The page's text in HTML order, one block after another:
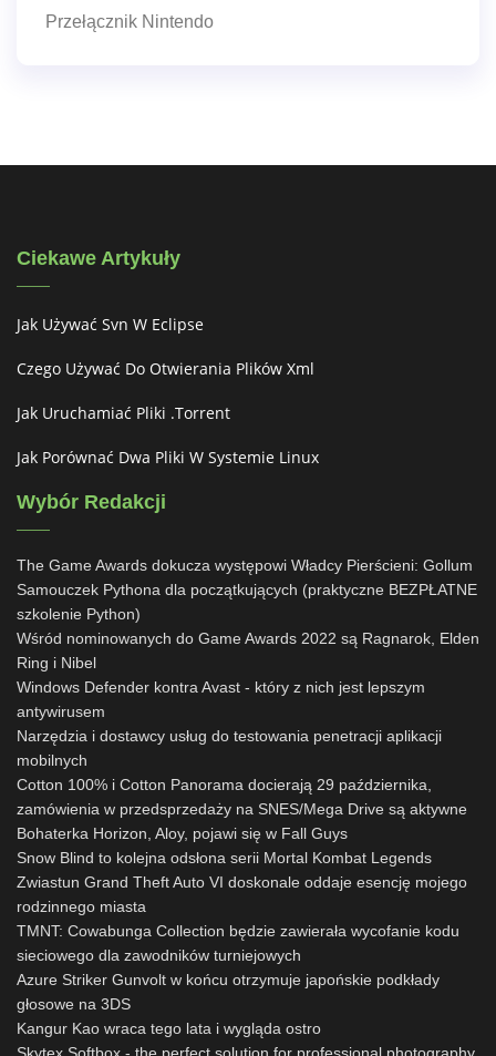
Przełącznik Nintendo
Ciekawe Artykuły
Jak Używać Svn W Eclipse
Czego Używać Do Otwierania Plików Xml
Jak Uruchamiać Pliki .torrent
Jak Porównać Dwa Pliki W Systemie Linux
Wybór Redakcji
The Game Awards dokucza występowi Władcy Pierścieni: Gollum
Samouczek Pythona dla początkujących (praktyczne BEZPŁATNE
szkolenie Python)
Wśród nominowanych do Game Awards 2022 są Ragnarok, Elden
Ring i Nibel
Windows Defender kontra Avast - który z nich jest lepszym
antywirusem
Narzędzia i dostawcy usług do testowania penetracji aplikacji
mobilnych
Cotton 100% i Cotton Panorama docierają 29 października,
zamówienia w przedsprzedaży na SNES/Mega Drive są aktywne
Bohaterka Horizon, Aloy, pojawi się w Fall Guys
Snow Blind to kolejna odsłona serii Mortal Kombat Legends
Zwiastun Grand Theft Auto VI doskonale oddaje esencję mojego
rodzinnego miasta
TMNT: Cowabunga Collection będzie zawierała wycofanie kodu
sieciowego dla zawodników turniejowych
Azure Striker Gunvolt w końcu otrzymuje japońskie podkłady
głosowe na 3DS
Kangur Kao wraca tego lata i wygląda ostro